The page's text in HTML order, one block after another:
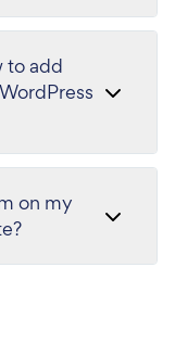
to add
on my